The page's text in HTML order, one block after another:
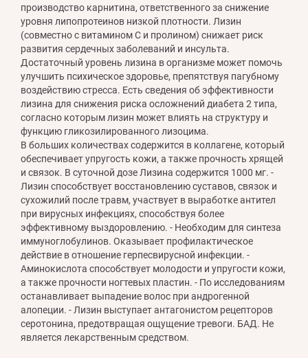
производство карнитина, ответственного за снижение
уровня липопротеинов низкой плотности. Лизин
(совместно с витамином С и пролином) снижает риск
развития сердечных заболеваний и инсульта.
Достаточный уровень лизина в организме может помочь
улучшить психическое здоровье, препятствуя пагубному
воздействию стресса. Есть сведения об эффективности
лизина для снижения риска осложнений диабета 2 типа,
согласно которым лизин может влиять на структуру и
функцию гликозилированного лизоцима.
В больших количествах содержится в коллагене, который
обеспечивает упругость кожи, а также прочность хрящей
и связок. В суточной дозе Лизина содержится 1000 мг. -
Лизин способствует восстановлению суставов, связок и
сухожилий после травм, участвует в выработке антител
при вирусных инфекциях, способствуя более
эффективному выздоровлению. - Необходим для синтеза
иммуноглобулинов. Оказывает профилактическое
действие в отношение герпесвирусной инфекции. -
Аминокислота способствует молодости и упругости кожи,
а также прочности ногтевых пластин. - По исследованиям
останавливает выпадение волос при андрогенной
алопеции. - Лизин выступает антагонистом рецепторов
серотонина, предотвращая ощущение тревоги. БАД. Не
является лекарственным средством.